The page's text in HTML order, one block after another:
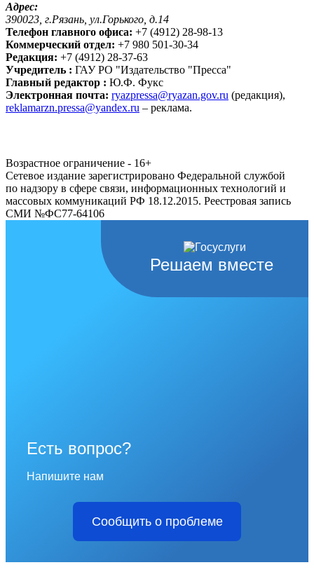
Адрес:
390023, г.Рязань, ул.Горького, д.14
Телефон главного офиса: +7 (4912) 28-98-13
Коммерческий отдел: +7 980 501-30-34
Редакция: +7 (4912) 28-37-63
Учредитель : ГАУ РО "Издательство "Пресса"
Главный редактор : Ю.Ф. Фукс
Электронная почта: ryazpressa@ryazan.gov.ru (редакция),
reklamarzn.pressa@yandex.ru – реклама.
Возрастное ограничение - 16+
Сетевое издание зарегистрировано Федеральной службой
по надзору в сфере связи, информационных технологий и
массовых коммуникаций РФ 18.12.2015. Реестровая запись
СМИ №ФС77-64106
Решаем вместе
Есть вопрос?
Напишите нам
Сообщить о проблеме